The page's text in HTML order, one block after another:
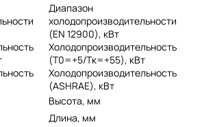
Диапазон
холодопроизводительности
(EN 12900), кВт
Холодопроизводительность
(Т0=+5/Тк=+55), кВт
Холодопроизводительность
(ASHRAE), кВт
Высота, мм
Длина, мм